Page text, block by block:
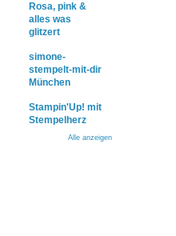
Rosa, pink &
alles was
glitzert
simone-
stempelt-mit-dir
München
Stampin'Up! mit
Stempelherz
Alle anzeigen